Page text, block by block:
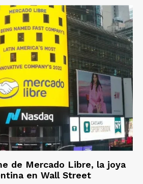
de Mercado Libre, la joya
en Wall Street